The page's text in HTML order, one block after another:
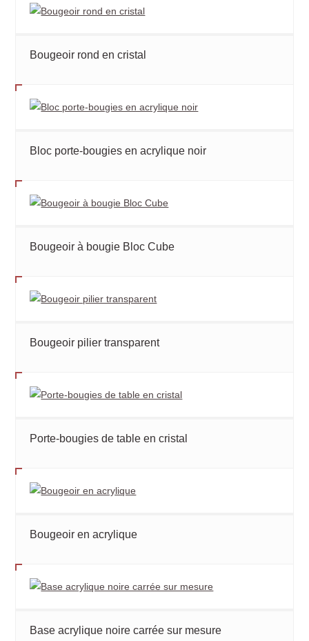
Bougeoir rond en cristal
Bloc porte-bougies en acrylique noir
Bougeoir à bougie Bloc Cube
Bougeoir pilier transparent
Porte-bougies de table en cristal
Bougeoir en acrylique
Base acrylique noire carrée sur mesure